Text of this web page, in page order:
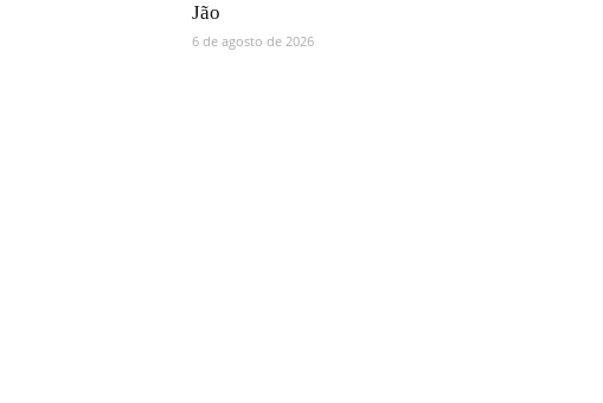
Jão
6 de agosto de 2026